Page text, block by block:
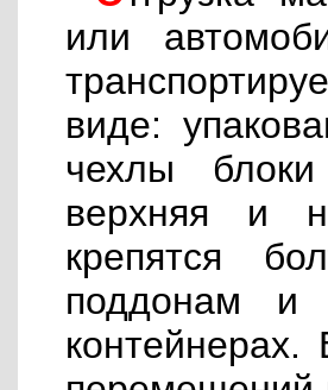
или
виде:
чехлы
верхняя и
крепятся
поддонам